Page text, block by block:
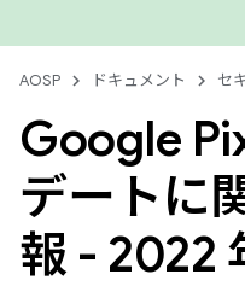
AOSP ドキュメント セ
Google
デートに
報 - 2022